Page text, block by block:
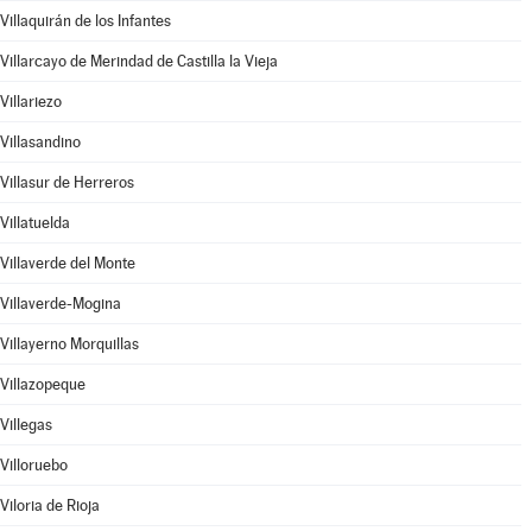
Villaquirán de los Infantes
Villarcayo de Merindad de Castilla la Vieja
Villariezo
Villasandino
Villasur de Herreros
Villatuelda
Villaverde del Monte
Villaverde-Mogina
Villayerno Morquillas
Villazopeque
Villegas
Villoruebo
Viloria de Rioja